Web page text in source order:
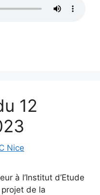
12
Nice
à l’Institut d’Etude
de la